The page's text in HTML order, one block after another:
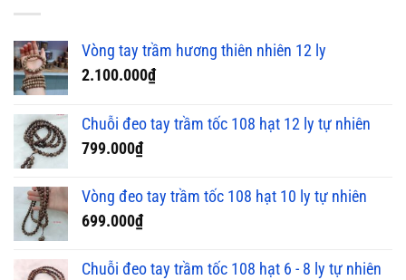
Vòng tay trầm hương thiên nhiên 12 ly
2.100.000₫
Chuỗi đeo tay trầm tốc 108 hạt 12 ly tự nhiên
799.000₫
Vòng đeo tay trầm tốc 108 hạt 10 ly tự nhiên
699.000₫
Chuỗi đeo tay trầm tốc 108 hạt 6 - 8 ly tự nhiên